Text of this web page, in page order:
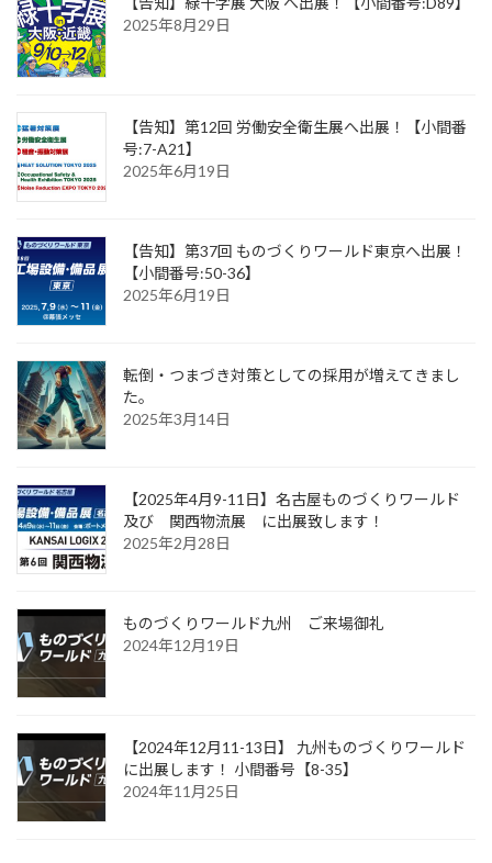
2025年8月29日
【告知】第12回 労働安全衛生展へ出展！【小間番
号:7-A21】
2025年6月19日
【告知】第37回 ものづくりワールド東京へ出展！
【小間番号:50-36】
2025年6月19日
転倒・つまづき対策としての採用が増えてきまし
た。
2025年3月14日
【2025年4月9-11日】名古屋ものづくりワールド
及び 関西物流展 に出展致します！
2025年2月28日
ものづくりワールド九州 ご来場御礼
2024年12月19日
【2024年12月11-13日】 九州ものづくりワールド
に出展します！ 小間番号【8-35】
2024年11月25日